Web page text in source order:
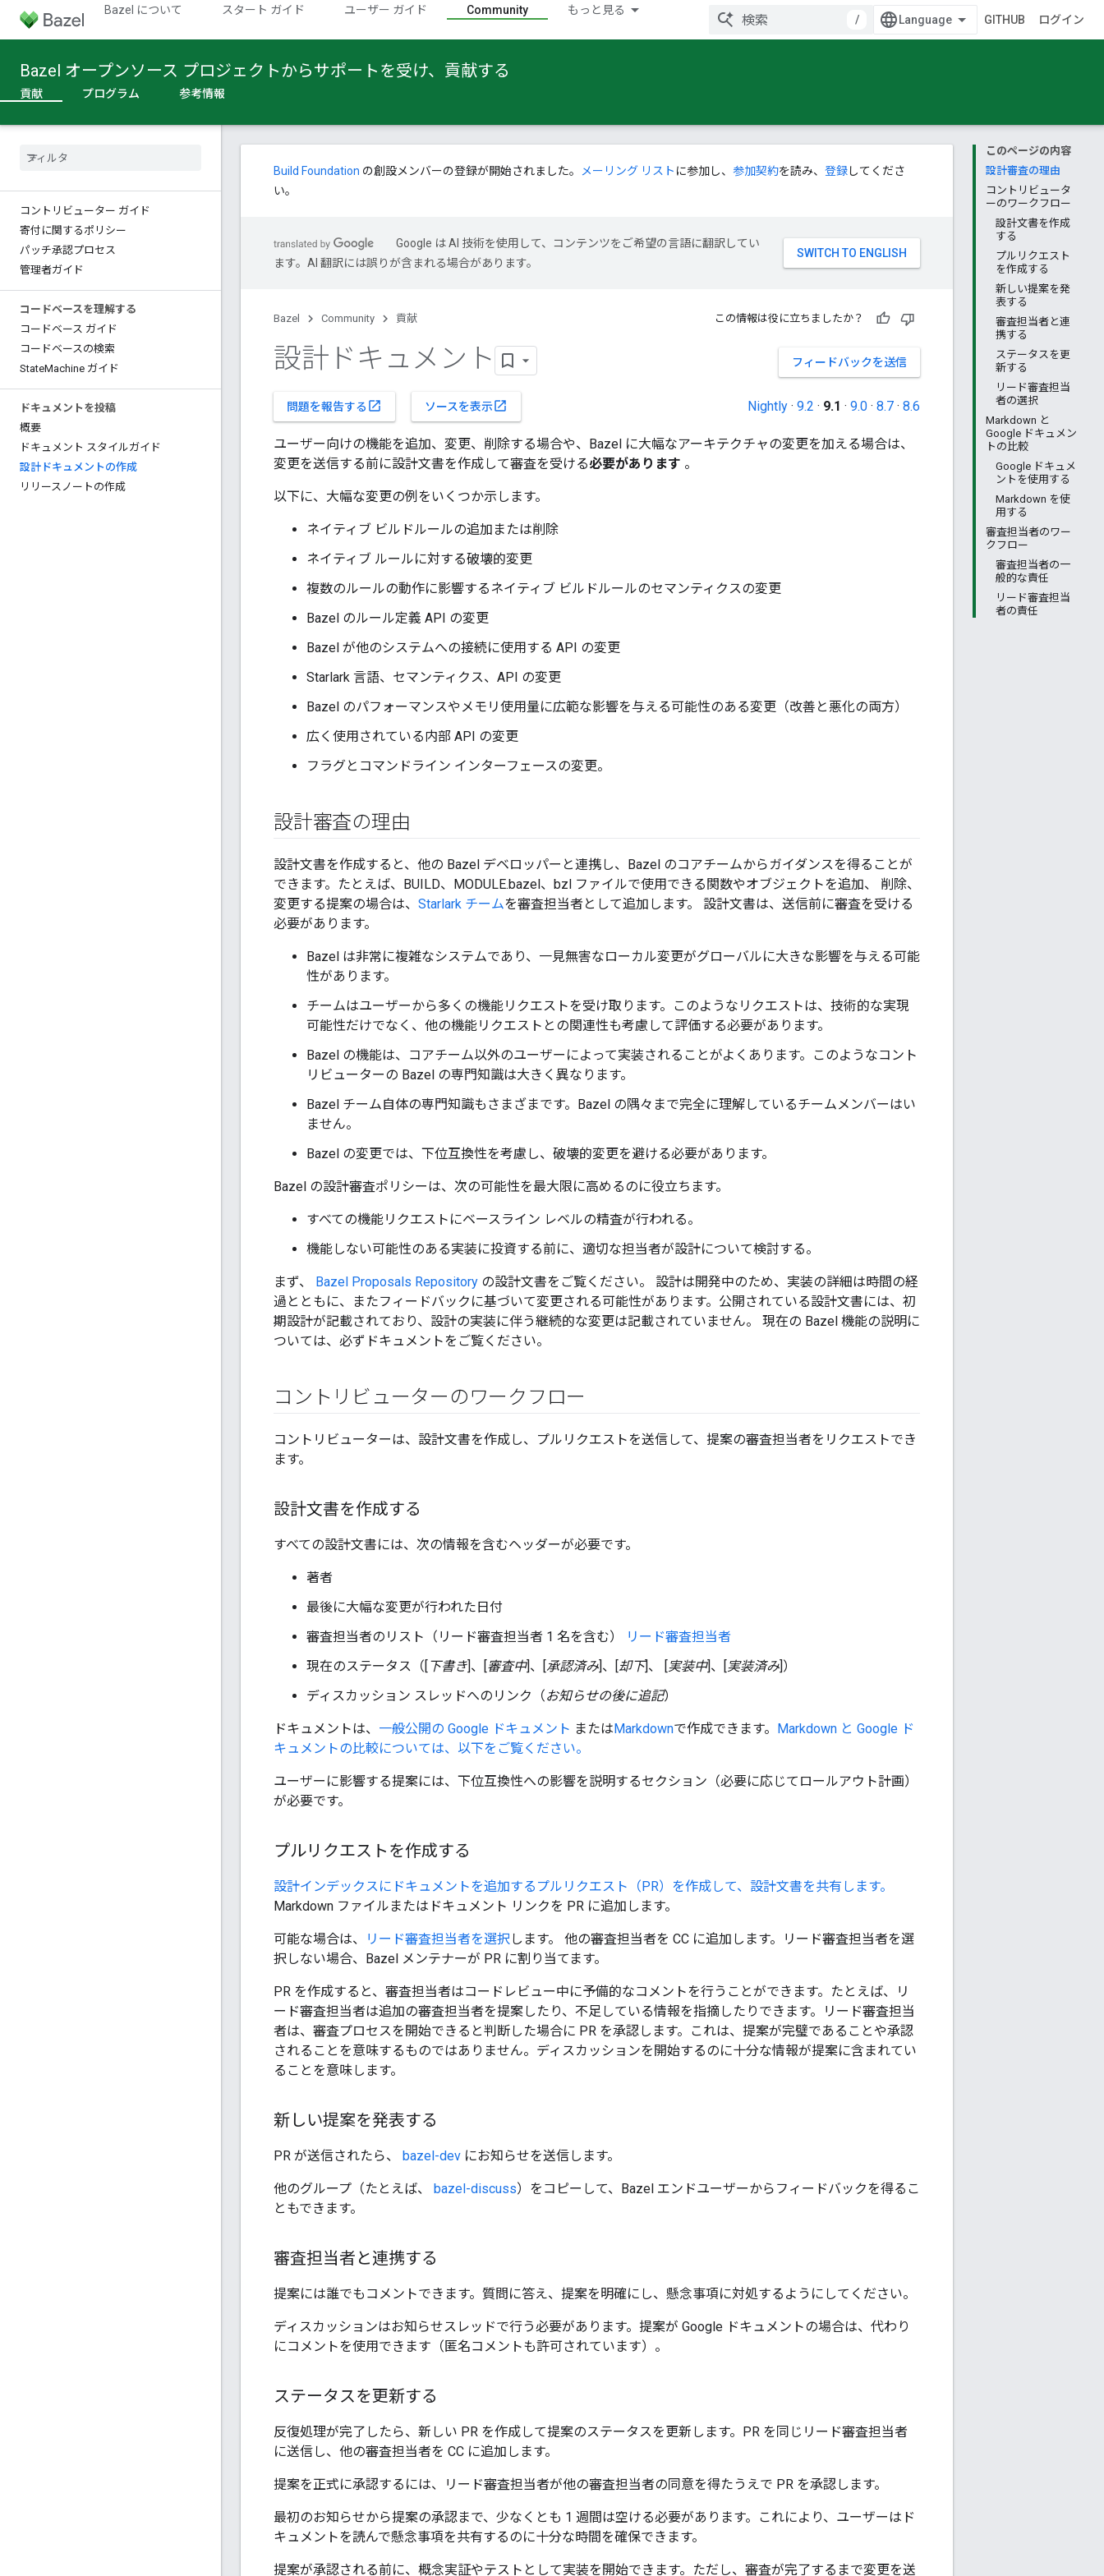
Bazel について スタート ガイド ユーザー ガイド Community もっと見る
/ GITHUB ログイン
Bazel オープンソース プロジェクトからサポートを受け、貢献する
貢献 プログラム 参考情報
コントリビューター ガイド
寄付に関するポリシー
パッチ承認プロセス
管理者ガイド
コードベースを理解する
コードベース ガイド
コードベースの検索
StateMachine ガイド
ドキュメントを投稿
概要
ドキュメント スタイルガイド
設計ドキュメントの作成
リリースノートの作成
このページの内容
設計審査の理由
コントリビュータ
ーのワークフロー
設計文書を作成
する
プルリクエスト
を作成する
新しい提案を発
表する
審査担当者と連
携する
ステータスを更
新する
リード審査担当
者の選択
Markdown と
Google ドキュメン
トの比較
Google ドキュメ
ントを使用する
Markdown を使
用する
審査担当者のワー
クフロー
審査担当者の一
般的な責任
リード審査担当
者の責任
Build Foundation の創設メンバーの登録が開始されました。 メーリング リスト に参加し、 参加契約を読み、 登録してくださ
い。
Google は AI 技術を使用して、コンテンツをご希望の言語に翻訳してい
ます。AI 翻訳には誤りが含まれる場合があります。
Bazel Community 貢献 この情報は役に立ちましたか？
フィードバックを送信
設計ドキュメント
問題を報告する open_in_new ソースを表示open_in_new Nightly · 9.2 · 9.1 · 9.0 · 8.7 · 8.6
ユーザー向けの機能を追加、変更、削除する場合や、Bazel に大幅なアーキテクチャの変更を加える場合は、
変更を送信する前に設計文書を作成して審査を受ける必要があります 。
以下に、大幅な変更の例をいくつか示します。
ネイティブ ビルドルールの追加または削除
ネイティブ ルールに対する破壊的変更
複数のルールの動作に影響するネイティブ ビルドルールのセマンティクスの変更
Bazel のルール定義 API の変更
Bazel が他のシステムへの接続に使用する API の変更
Starlark 言語、セマンティクス、API の変更
Bazel のパフォーマンスやメモリ使用量に広範な影響を与える可能性のある変更（改善と悪化の両方）
広く使用されている内部 API の変更
フラグとコマンドライン インターフェースの変更。
設計審査の理由
設計文書を作成すると、他の Bazel デベロッパーと連携し、Bazel のコアチームからガイダンスを得ることが
できます。たとえば、BUILD、MODULE.bazel、bzl ファイルで使用できる関数やオブジェクトを追加、 削除、
変更する提案の場合は、 Starlark チームを審査担当者として追加します。 設計文書は、送信前に審査を受ける
必要があります。
Bazel は非常に複雑なシステムであり、一見無害なローカル変更がグローバルに大きな影響を与える可能
性があります。
チームはユーザーから多くの機能リクエストを受け取ります。このようなリクエストは、技術的な実現
可能性だけでなく、他の機能リクエストとの関連性も考慮して評価する必要があります。
Bazel の機能は、コアチーム以外のユーザーによって実装されることがよくあります。このようなコント
リビューターの Bazel の専門知識は大きく異なります。
Bazel チーム自体の専門知識もさまざまです。Bazel の隅々まで完全に理解しているチームメンバーはい
ません。
Bazel の変更では、下位互換性を考慮し、破壊的変更を避ける必要があります。
Bazel の設計審査ポリシーは、次の可能性を最大限に高めるのに役立ちます。
すべての機能リクエストにベースライン レベルの精査が行われる。
機能しない可能性のある実装に投資する前に、適切な担当者が設計について検討する。
まず、 Bazel Proposals Repository の設計文書をご覧ください。 設計は開発中のため、実装の詳細は時間の経
過とともに、またフィードバックに基づいて変更される可能性があります。公開されている設計文書には、初
期設計が記載されており、設計の実装に伴う継続的な変更は記載されていません。 現在の Bazel 機能の説明に
ついては、必ずドキュメントをご覧ください。
コントリビューターのワークフロー
コントリビューターは、設計文書を作成し、プルリクエストを送信して、提案の審査担当者をリクエストでき
ます。
設計文書を作成する
すべての設計文書には、次の情報を含むヘッダーが必要です。
著者
最後に大幅な変更が行われた日付
審査担当者のリスト（リード審査担当者 1 名を含む）
リード審査担当者
現在のステータス（[下書き]、[審査中]、[承認済み]、[却下]、 [実装中]、[実装済み]）
ディスカッション スレッドへのリンク（お知らせの後に追記）
ドキュメントは、 一般公開の Google ドキュメント またはMarkdownで作成できます。 Markdown と Google ド
キュメントの比較については、以下をご覧ください。
ユーザーに影響する提案には、下位互換性への影響を説明するセクション（必要に応じてロールアウト計画）
が必要です。
プルリクエストを作成する
設計インデックスにドキュメントを追加するプルリクエスト（PR）を作成して、設計文書を共有します。
Markdown ファイルまたはドキュメント リンクを PR に追加します。
可能な場合は、 リード審査担当者を選択します。 他の審査担当者を CC に追加します。リード審査担当者を選
択しない場合、Bazel メンテナーが PR に割り当てます。
PR を作成すると、審査担当者はコードレビュー中に予備的なコメントを行うことができます。たとえば、リ
ード審査担当者は追加の審査担当者を提案したり、不足している情報を指摘したりできます。リード審査担当
者は、審査プロセスを開始できると判断した場合に PR を承認します。これは、提案が完璧であることや承認
されることを意味するものではありません。ディスカッションを開始するのに十分な情報が提案に含まれてい
ることを意味します。
新しい提案を発表する
PR が送信されたら、 bazel-dev にお知らせを送信します。
他のグループ（たとえば、 bazel-discuss）をコピーして、Bazel エンドユーザーからフィードバックを得るこ
ともできます。
審査担当者と連携する
提案には誰でもコメントできます。質問に答え、提案を明確にし、懸念事項に対処するようにしてください。
ディスカッションはお知らせスレッドで行う必要があります。提案が Google ドキュメントの場合は、代わり
にコメントを使用できます（匿名コメントも許可されています）。
ステータスを更新する
反復処理が完了したら、新しい PR を作成して提案のステータスを更新します。PR を同じリード審査担当者
に送信し、他の審査担当者を CC に追加します。
提案を正式に承認するには、リード審査担当者が他の審査担当者の同意を得たうえで PR を承認します。
最初のお知らせから提案の承認まで、少なくとも 1 週間は空ける必要があります。これにより、ユーザーはド
キュメントを読んで懸念事項を共有するのに十分な時間を確保できます。
提案が承認される前に、概念実証やテストとして実装を開始できます。ただし、審査が完了するまで変更を送